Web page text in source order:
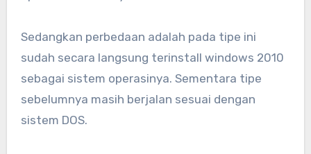
Sedangkan perbedaan adalah pada tipe ini
sudah secara langsung terinstall windows 2010
sebagai sistem operasinya. Sementara tipe
sebelumnya masih berjalan sesuai dengan
sistem DOS.